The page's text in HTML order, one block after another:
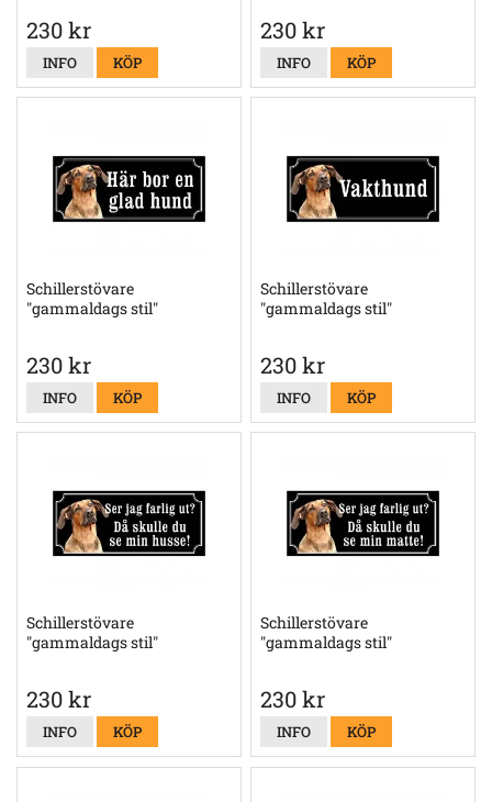
230 kr
INFO KÖP
230 kr
INFO KÖP
Schillerstövare
"gammaldags stil"
230 kr
INFO KÖP
Schillerstövare
"gammaldags stil"
230 kr
INFO KÖP
Schillerstövare
"gammaldags stil"
230 kr
INFO KÖP
Schillerstövare
"gammaldags stil"
230 kr
INFO KÖP